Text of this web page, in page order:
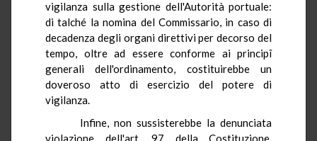
vigilanza sulla gestione dell'Autorità portuale:
di talché la nomina del Commissario, in caso di
decadenza degli organi direttivi per decorso del
tempo, oltre ad essere conforme ai principî
generali dell'ordinamento, costituirebbe un
doveroso atto di esercizio del potere di
vigilanza.
Infine, non sussisterebbe la denunciata
violazione dell'art. 97 della Costituzione,